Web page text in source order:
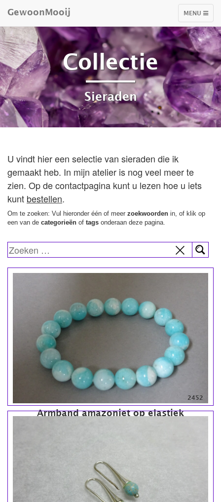
TOGGLE
MENU
GewoonMooij
Collectie
Sieraden
U vindt hier een selectie van sieraden die ik
gemaakt heb. In mijn atelier is nog veel meer te
zien. Op de contactpagina kunt u lezen hoe u iets
kunt bestellen.
Om te zoeken: Vul hieronder één of meer zoekwoorden in, of klik op
een van de categorieën of tags onderaan deze pagina.
Armband amazoniet op elastiek
2452